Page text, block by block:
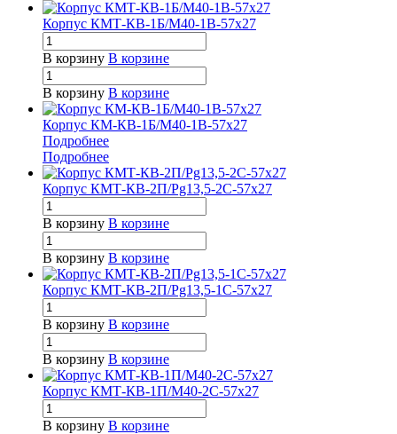
Корпус КМТ-КВ-1Б/М40-1В-57х27
В корзину В корзине
В корзину В корзине
Корпус КМ-КВ-1Б/М40-1В-57х27
Подробнее
Подробнее
Корпус КМТ-КВ-2П/Pg13,5-2С-57х27
В корзину В корзине
В корзину В корзине
Корпус КМТ-КВ-2П/Pg13,5-1С-57х27
В корзину В корзине
В корзину В корзине
Корпус КМТ-КВ-1П/М40-2С-57х27
В корзину В корзине